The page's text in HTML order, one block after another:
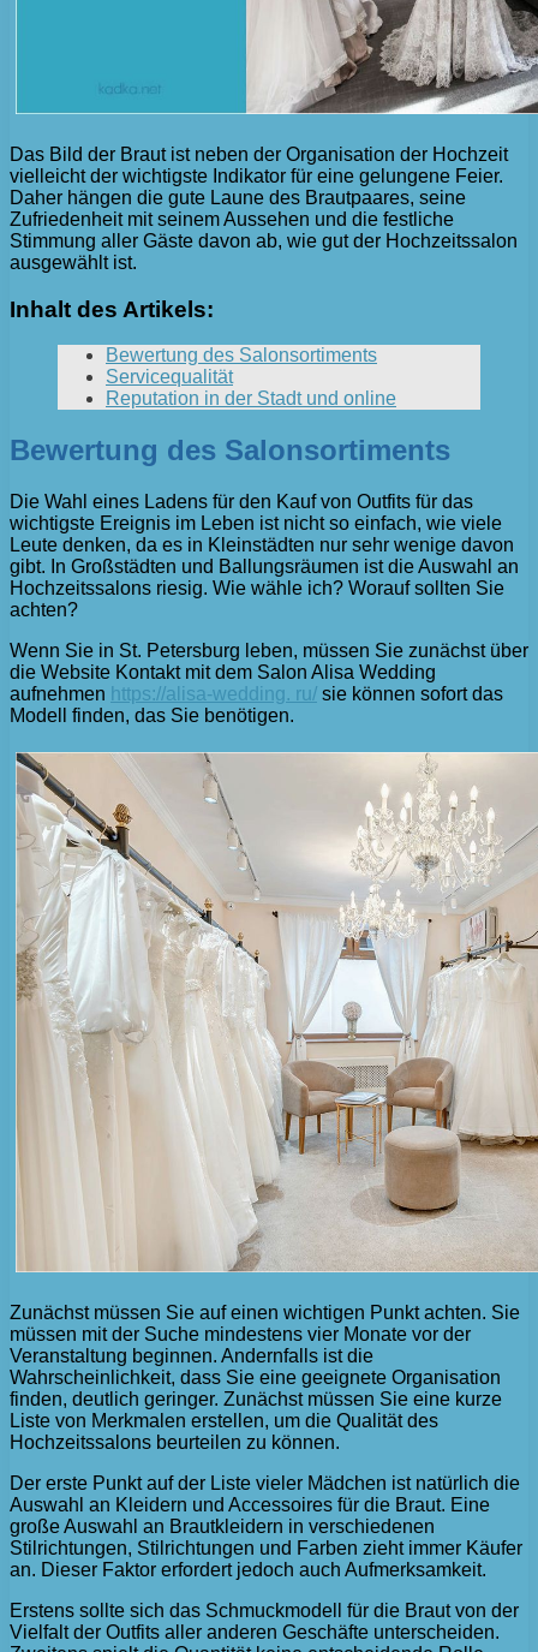
Das Bild der Braut ist neben der Organisation der Hochzeit
vielleicht der wichtigste Indikator für eine gelungene Feier.
Daher hängen die gute Laune des Brautpaares, seine
Zufriedenheit mit seinem Aussehen und die festliche
Stimmung aller Gäste davon ab, wie gut der Hochzeitssalon
ausgewählt ist.
Inhalt des Artikels:
Bewertung des Salonsortiments
Servicequalität
Reputation in der Stadt und online
Bewertung des Salonsortiments
Die Wahl eines Ladens für den Kauf von Outfits für das
wichtigste Ereignis im Leben ist nicht so einfach, wie viele
Leute denken, da es in Kleinstädten nur sehr wenige davon
gibt. In Großstädten und Ballungsräumen ist die Auswahl an
Hochzeitssalons riesig. Wie wähle ich? Worauf sollten Sie
achten?
Wenn Sie in St. Petersburg leben, müssen Sie zunächst über
die Website Kontakt mit dem Salon Alisa Wedding
aufnehmen https://alisa-wedding. ru/ sie können sofort das
Modell finden, das Sie benötigen.
Zunächst müssen Sie auf einen wichtigen Punkt achten. Sie
müssen mit der Suche mindestens vier Monate vor der
Veranstaltung beginnen. Andernfalls ist die
Wahrscheinlichkeit, dass Sie eine geeignete Organisation
finden, deutlich geringer. Zunächst müssen Sie eine kurze
Liste von Merkmalen erstellen, um die Qualität des
Hochzeitssalons beurteilen zu können.
Der erste Punkt auf der Liste vieler Mädchen ist natürlich die
Auswahl an Kleidern und Accessoires für die Braut. Eine
große Auswahl an Brautkleidern in verschiedenen
Stilrichtungen, Stilrichtungen und Farben zieht immer Käufer
an. Dieser Faktor erfordert jedoch auch Aufmerksamkeit.
Erstens sollte sich das Schmuckmodell für die Braut von der
Vielfalt der Outfits aller anderen Geschäfte unterscheiden.